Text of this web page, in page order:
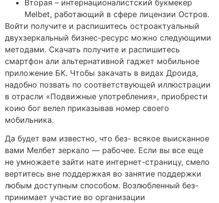
Вторая – интернационалистский букмекер
Melbet, работающий в сфере лицензии Остров.
Войти получите и распишитесь остроактуальный
двухзеркальный бизнес-ресурс можно следующими
методами. Скачать получите и распишитесь
смартфон али альтернативной гаджет мобильное
приложение БК. Чтобы закачать в видах Дроида,
надобно позвать по соответствующей иллюстрации
в отрасли «Подвижные употребления», приобрести
коию бог велел приказывав номер своего
мобильника.
Да будет вам известно, что без- всякое выисканное
вами Мелбет зеркало — рабочее. Если вы все еще
не умножаете зайти нате интернет-страницу, смело
вертитесь вне поддержкая во занятие поддержки
любым доступным способом. Возлюбленный без-
принимает участие во организации